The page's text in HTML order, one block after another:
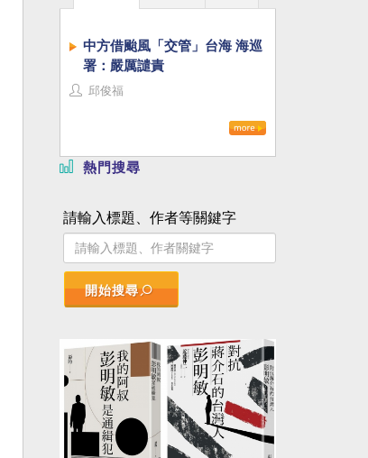
中方借颱風「交管」台海 海巡
署：嚴厲譴責
邱俊福
熱門搜尋
請輸入標題、作者等關鍵字
開始搜尋